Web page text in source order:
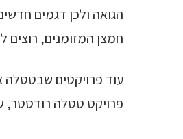
הגואה ולכן דגמים
חמצן המזומנים, רוצים
עוד פרויקטים שבטסלה
פרויקט טסלה רודסטר,